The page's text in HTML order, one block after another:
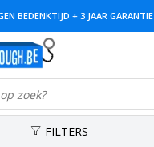
BEDENKTIJD + 3 JAAR GARANTIE
PRIJZEN EN RUIM ASSORTIMENT
FILTERS